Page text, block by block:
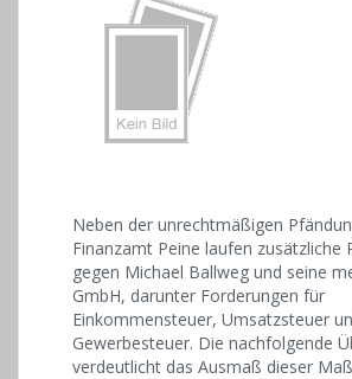
Neben der unrechtmäßigen
Finanzamt Peine laufen zusätzliche
gegen Michael Ballweg und seine
GmbH, darunter Forderungen für
Einkommensteuer, Umsatzsteuer
Gewerbesteuer. Die nachfolgende
verdeutlicht das Ausmaß dieser